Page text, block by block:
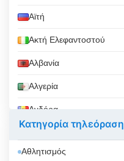
Αϊτή
Ακτή Ελεφαντοστού
Αλβανία
Αλγερία
Ανδόρα
Αρμενία
Κατηγορία
Αθλητισμός